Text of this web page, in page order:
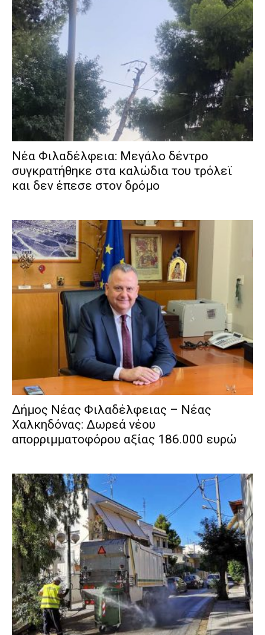
Νέα Φιλαδέλφεια: Μεγάλο δέντρο
συγκρατήθηκε στα καλώδια του τρόλεϊ
και δεν έπεσε στον δρόμο
Δήμος Νέας Φιλαδέλφειας – Νέας
Χαλκηδόνας: Δωρεά νέου
απορριμματοφόρου αξίας 186.000 ευρώ